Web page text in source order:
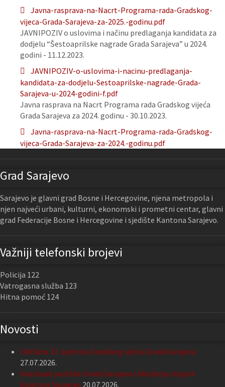
Javna-rasprava-na-Nacrt-Programa-rada-Gradskog-
vijeca-Grada-Sarajeva-za-2025.-godinu.pdf
JAVNIPOZIV o uslovima i načinu predlaganja kandidata za
dodjelu “Šestoaprilske nagrade Grada Sarajeva” u 2024.
godini - 11.12.2023.
JAVNIPOZIV-o-uslovima-i-nacinu-predlaganja-
kandidata-za-dodjelu-Sestoaprilske-nagrade-Grada-
Sarajeva-u-2024-godini-f.pdf
Javna rasprava na Nacrt Programa rada Gradskog vijeća
Grada Sarajeva za 2024. godinu - 30.10.2023.
Javna-rasprava-na-Nacrt-Programa-rada-Gradskog-
vijeca-Grada-Sarajeva-za-2024.-godinu.pdf
Grad Sarajevo
Sarajevo je glavni grad Bosne i Hercegovine, njena metropola i
njen najveći urbani, kulturni, ekonomski i prometni centar, glavni
grad Federacije Bosne i Hercegovine i sjedište Kantona Sarajevo.
Važniji telefonski brojevi
Policija 122
Vatrogasna služba 123
Hitna pomoć 124
Novosti
Održana 13. sjednica Gradskog vijeća Grada Sarajeva
27.07.2026.
Nastavak podrške Grada Sarajeva Udruženju slijepih
Kantona Sarajevo 20.07.2026.